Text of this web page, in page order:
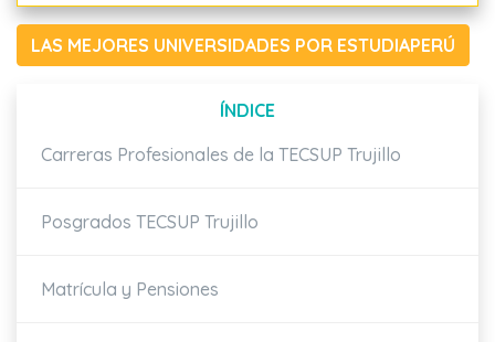
LAS MEJORES UNIVERSIDADES POR ESTUDIAPERÚ
ÍNDICE
Carreras Profesionales de la TECSUP Trujillo
Posgrados TECSUP Trujillo
Matrícula y Pensiones